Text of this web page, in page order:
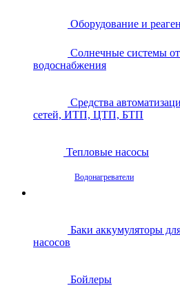
Оборудование и
Солнечные системы
водоснабжения
Средства
сетей, ИТП, ЦТП, БТП
Тепловые насосы
Водонагреватели
Баки аккумуляторы
насосов
Бойлеры